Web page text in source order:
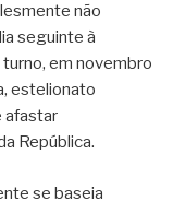
não
seguinte à
em novembro
estelionato
afastar
República.
se baseia